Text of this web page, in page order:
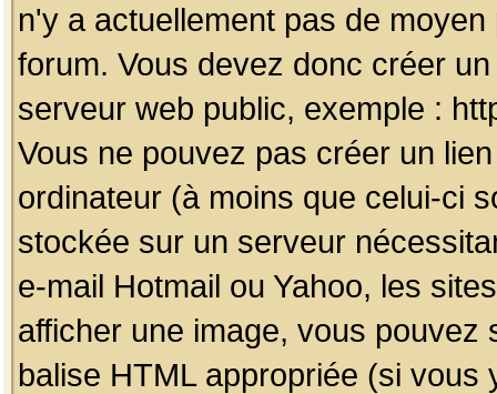
n'y a actuellement pas de
forum. Vous devez donc créer
serveur web public, exemple :
Vous ne pouvez pas créer un
ordinateur (à moins que celui-ci
stockée sur un serveur
e-mail Hotmail ou Yahoo, les
afficher une image, vous pouvez
balise HTML appropriée (si vous